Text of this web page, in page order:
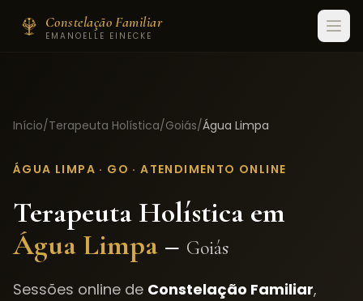
Constelação Familiar
EMANOELLE EINECKE
Início/Terapeuta Holística/Goiás/Água Limpa
ÁGUA LIMPA · GO · ATENDIMENTO ONLINE
Terapeuta Holística em
Água Limpa – Goiás
Sessões online de Constelação Familiar,